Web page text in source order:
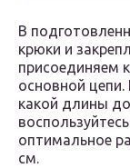
В
крюки и
присоединяем
основной
какой длины
оптимальное
см.